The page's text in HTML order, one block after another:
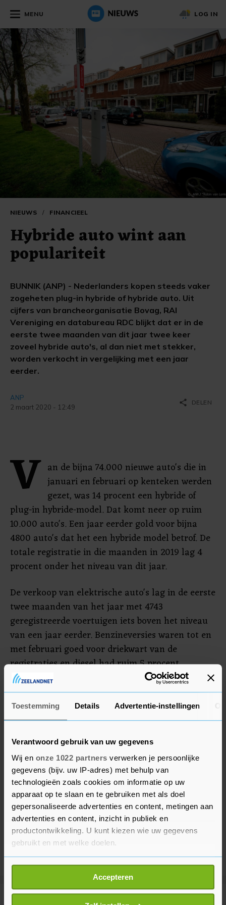
Toestemming Details Advertentie-instellingen
Verantwoord gebruik van uw gegevens
Wij en onze 1022 partners verwerken je persoonlijke
gegevens (bijv. uw IP-adres) met behulp van
technologieën zoals cookies om informatie op uw
apparaat op te slaan en te gebruiken met als doel
gepersonaliseerde advertenties en content, metingen aan
advertenties en content, inzicht in publiek en
productontwikkeling. U kunt kiezen wie uw gegevens
gebruikt en met welke doelen.
Als u het toestaat, willen we ook graag:
Informatie verzamelen over uw geografische
locatie, die tot een paar meter nauwkeurig kan zijn
Accepteren
MENU LOG IN
NIEUWS / FINANCIEEL
Hybride auto wint aan
populariteit
BUNNIK (ANP) - Nederlanders kopen steeds vaker
zogeheten plug-in hybride of hybride auto. Uit
cijfers van brancheorganisatie Bovag, RAI
Vereniging en databureau RDC blijkt dat er in de
eerste twee maanden van dit jaar twee keer
zoveel hybride auto's, al dan niet met stekker,
worden verkocht in vergelijking met een jaar
eerder.
ANP
2 maart 2020 - 12:49
share DELEN
V an de bijna 74.000 nieuwe auto's die in
januari en februari op kenteken werden
gezet, was 14 procent een hybride of
plug-in hybride-model. Dat komt neer op ruim
10.000 auto's. Een jaar eerder gold voor bijna
4800 auto's dat het een hybride model betrof. De
totale registratie in die maanden in 2019 lag 4
procent onder het niveau van dit jaar.
De verkoop van elektrische auto's lag in de eerste
twee maanden van het jaar met 4743
geregistreerde voertuigen iets boven het niveau
van een jaar eerder. Benzineversies waren tot en
met februari goed voor driekwart van de
registraties en diesel had ruim 5 procent
marktaandeel.-